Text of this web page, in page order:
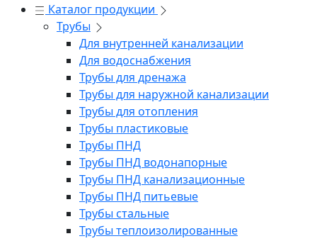
Каталог продукции
Трубы
Для внутренней канализации
Для водоснабжения
Трубы для дренажа
Трубы для наружной канализации
Трубы для отопления
Трубы пластиковые
Трубы ПНД
Трубы ПНД водонапорные
Трубы ПНД канализационные
Трубы ПНД питьевые
Трубы стальные
Трубы теплоизолированные